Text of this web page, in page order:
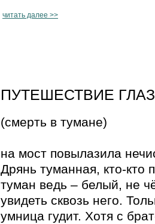
читать далее >>
ПУТЕШЕСТВИЕ
(смерть в тумане)
на мост повылазила
Дрянь туманная, кто-кто
туман ведь – белый, не
увидеть сквозь него.
умница гудит. Хотя с